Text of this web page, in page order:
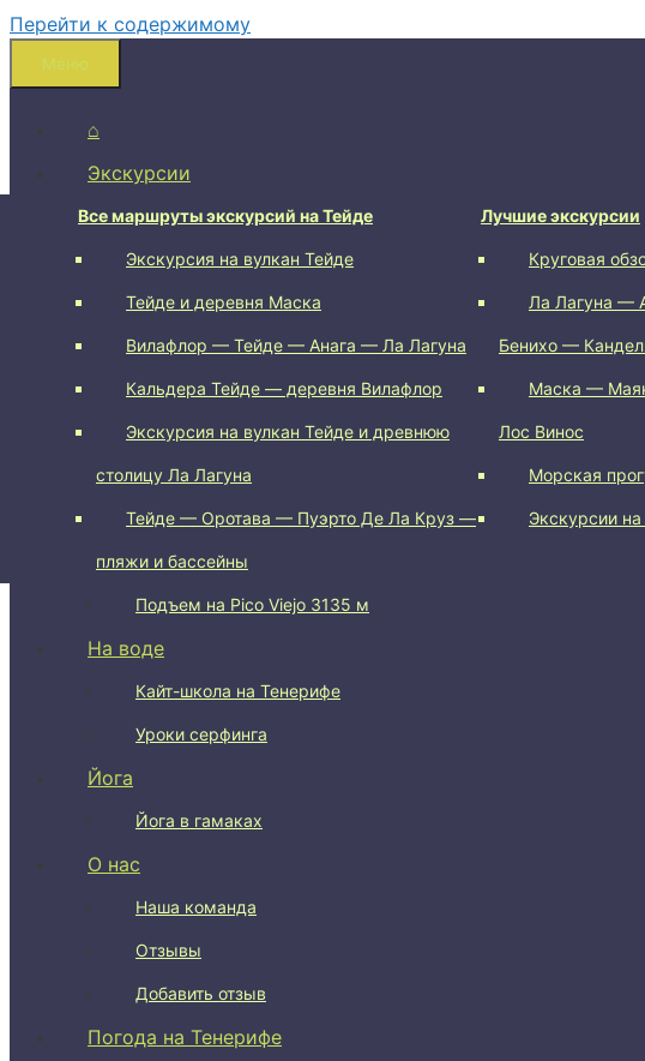
Перейти к содержимому
Меню
⌂
Экскурсии
Все маршруты экскурсий на Тейде
Экскурсия на вулкан Тейде
Тейде и деревня Маска
Вилафлор — Тейде — Анага — Ла Лагуна
Кальдера Тейде — деревня Вилафлор
Экскурсия на вулкан Тейде и древнюю
столицу Ла Лагуна
Тейде — Оротава — Пуэрто Де Ла Круз —
пляжи и бассейны
Лучшие экскурсии
Круговая
Ла Лагуна —
Бенихо —
Маска —
Лос Винос
Морская
Экскурсии
Пешие маршруты
Вулкан Чиньеро (Chinyero)
Cruz del Carmen
Вокруг вулкана Trevejo
Arenas Negras
Roque De Taborno
Chamorga — Roque Bermejo
Chinamada, Anaga
Подъем на Pico del Teide 3715 м
Подъем на Pico Viejo 3135 м
На воде
Кайт-школа на Тенерифе
Уроки серфинга
Йога
Йога в гамаках
О нас
Наша команда
Отзывы
Добавить отзыв
Погода на Тенерифе